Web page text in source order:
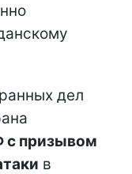
дел
с призывом
в